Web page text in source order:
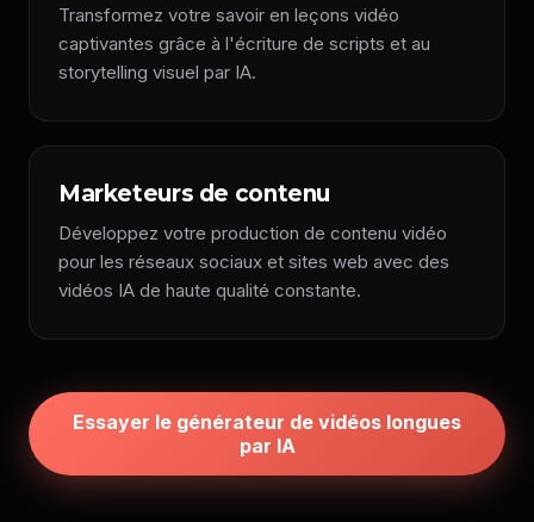
Transformez votre savoir en leçons vidéo
captivantes grâce à l'écriture de scripts et au
storytelling visuel par IA.
Marketeurs de contenu
Développez votre production de contenu vidéo
pour les réseaux sociaux et sites web avec des
vidéos IA de haute qualité constante.
Essayer le générateur de vidéos longues
par IA